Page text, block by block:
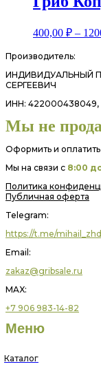
400,00 ₽ –
Производитель:
ИНДИВИДУАЛЬНЫЙ
СЕРГЕЕВИЧ
ИНН:
Мы не
Оформить и
Мы на связи с 8:00
Политика
Публичная оферта
Telegram:
https://t.me/
Email:
zakaz@gribsale.ru
MAX:
+7 906 983-14-82
Меню
Каталог